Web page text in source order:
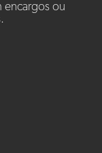
encargos ou